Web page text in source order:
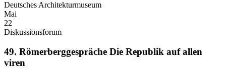
Deutsches Architekturmuseum
Mai
22
Diskussionsforum
49. Römerberggespräche Die Republik auf allen
viren